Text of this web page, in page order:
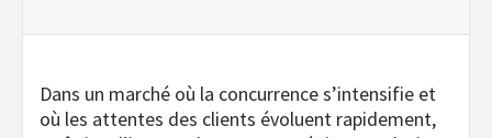
Dans un marché où la concurrence s’intensifie et
où les attentes des clients évoluent rapidement,